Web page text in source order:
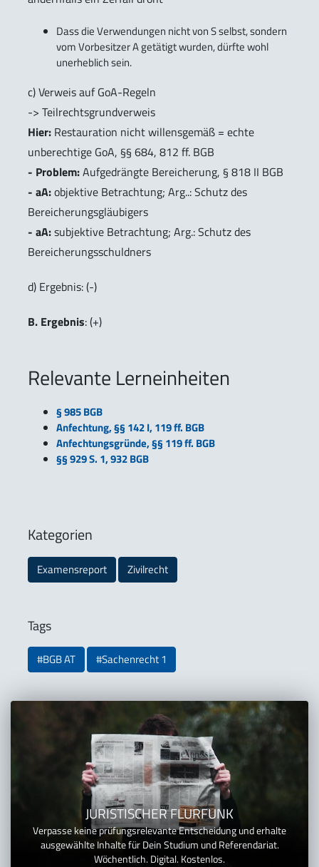
Dass die Verwendungen nicht von S selbst, sondern
vom Vorbesitzer A getätigt wurden, dürfte wohl
unerheblich sein.
c) Verweis auf GoA-Regeln
-> Teilrechtsgrundverweis
Hier: Restauration nicht willensgemäß = echte
unberechtige GoA, §§ 684, 812 ff. BGB
- Problem:Aufgedrängte Bereicherung, § 818 II BGB
- aA:objektive Betrachtung; Arg..: Schutz des
Bereicherungsgläubigers
- aA:subjektive Betrachtung; Arg.: Schutz des
Bereicherungsschuldners
d) Ergebnis: (-)
B. Ergebnis: (+)
Relevante Lerneinheiten
§ 985 BGB
Anfechtung, §§ 142 I, 119 ff. BGB
Anfechtungsgründe, §§ 119 ff. BGB
§§ 929 S. 1, 932 BGB
Kategorien
Examensreport Zivilrecht
Tags
#BGB AT #Sachenrecht 1
JURISTISCHER FLURFUNK
Verpasse keine prüfungsrelevante Entscheidung und erhalte
ausgewählte Inhalte für Dein Studium und Referendariat.
Wöchentlich. Digital. Kostenlos.